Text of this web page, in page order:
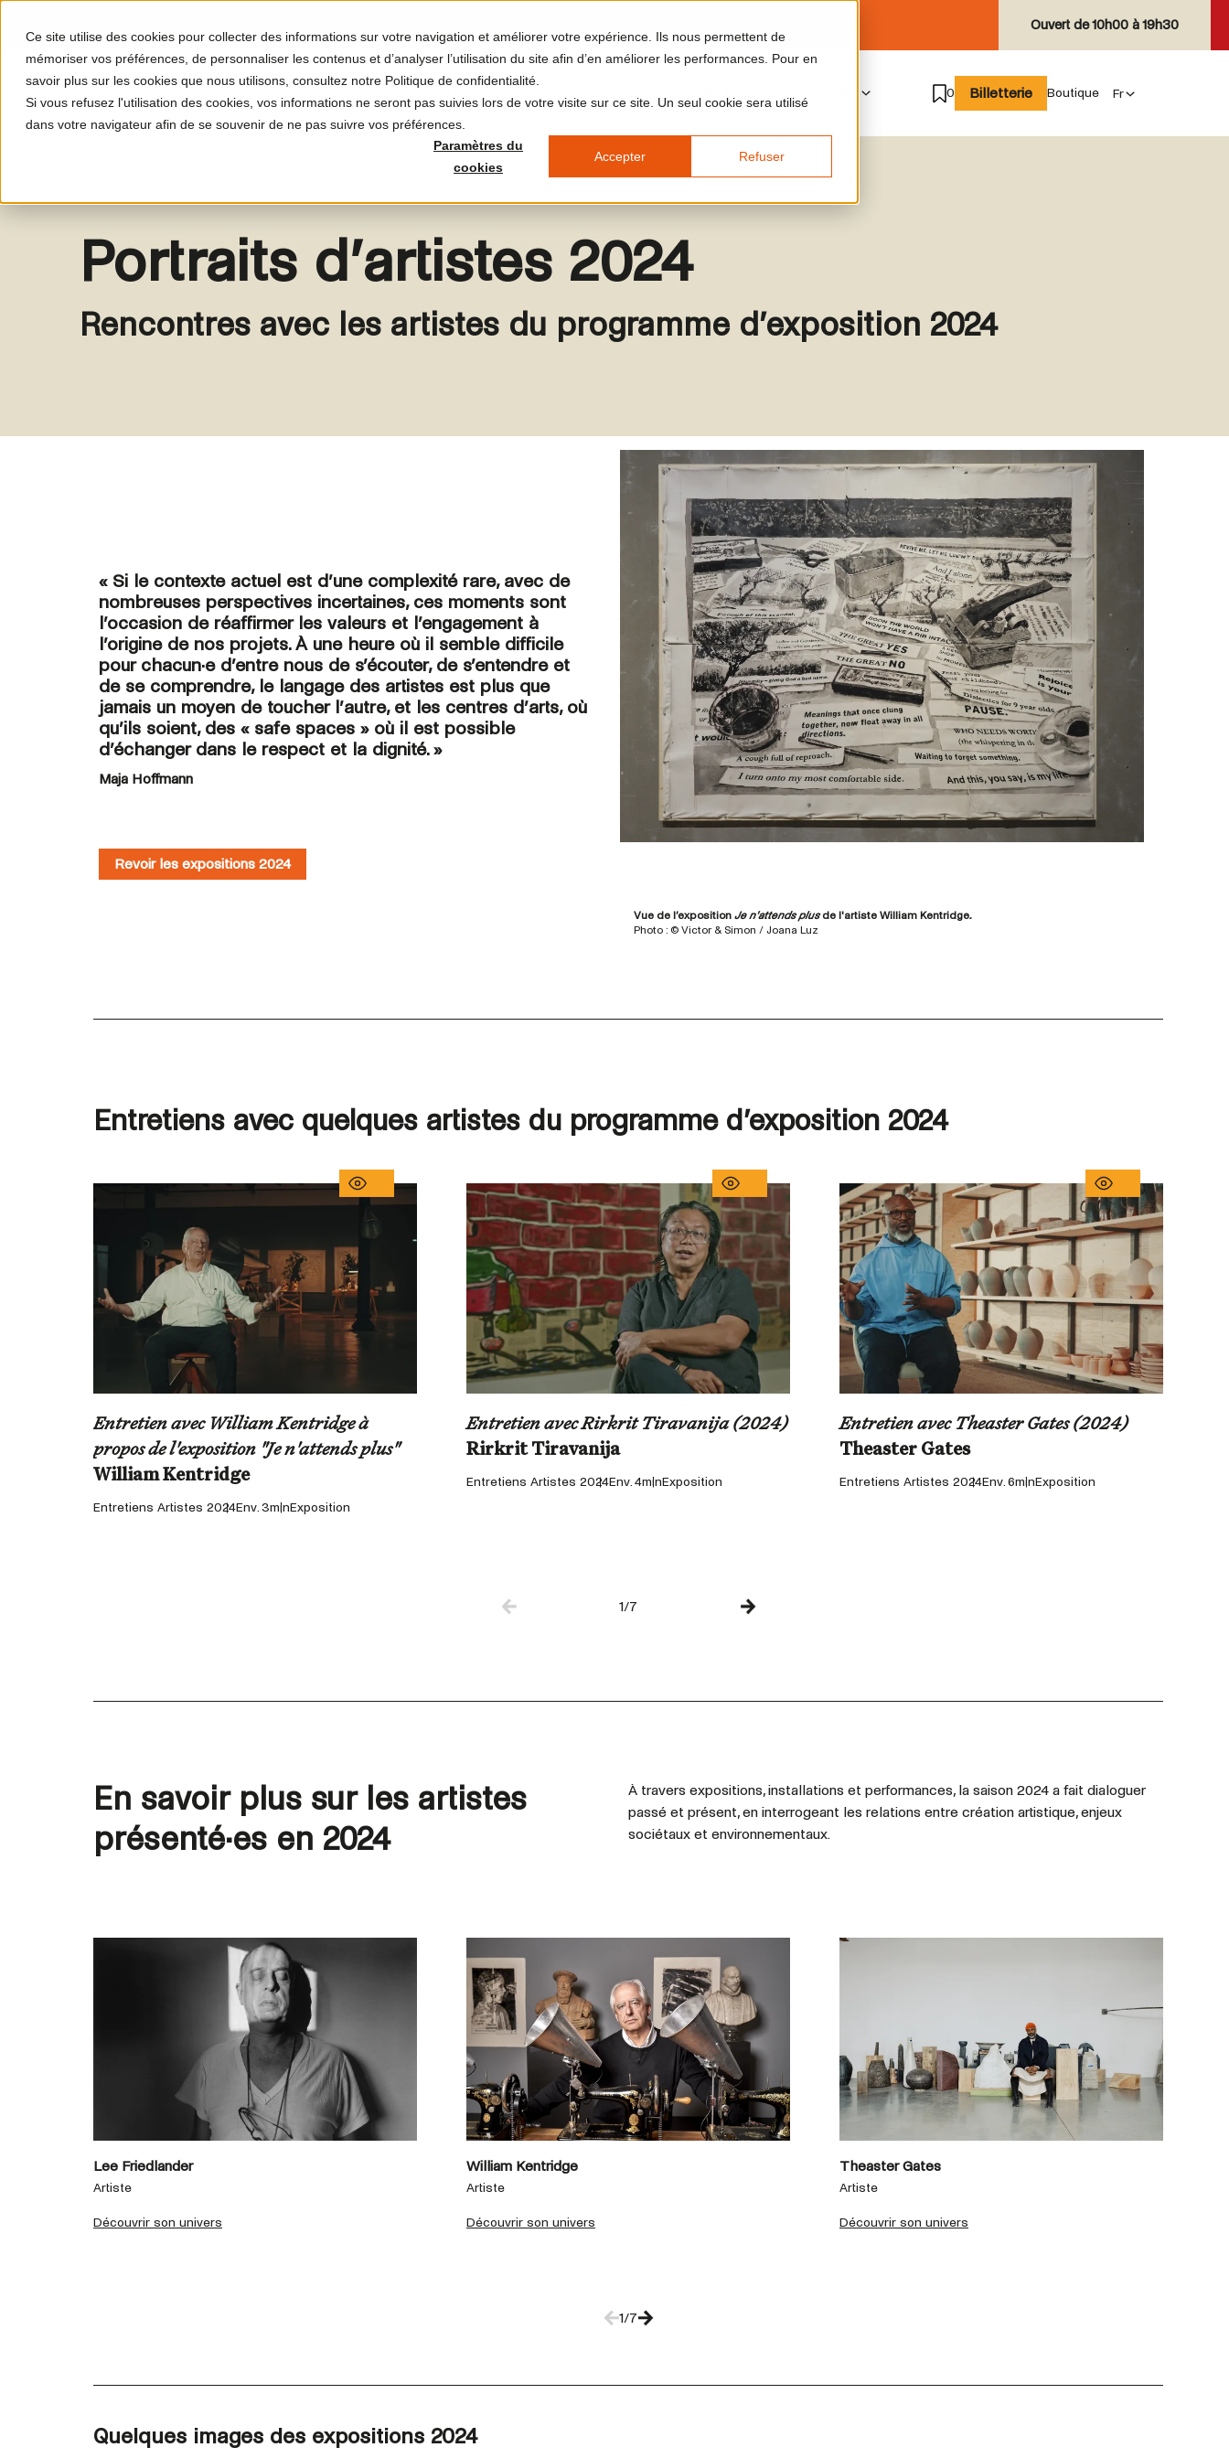
Ce site utilise des cookies pour collecter des informations sur votre navigation et améliorer votre expérience. Ils nous permettent de
mémoriser vos préférences, de personnaliser les contenus et d’analyser l’utilisation du site afin d’en améliorer les performances. Pour en
savoir plus sur les cookies que nous utilisons, consultez notre Politique de confidentialité.
Si vous refusez l'utilisation des cookies, vos informations ne seront pas suivies lors de votre visite sur ce site. Un seul cookie sera utilisé
dans votre navigateur afin de se souvenir de ne pas suivre vos préférences.
Paramètres du
cookies
Accepter Refuser
Ouvert de10h00 à 19h30
0 Billetterie Boutique
Portraits d’artistes 2024
Rencontres avec les artistes du programme d’exposition 2024
« Si le contexte actuel est d’une complexité rare, avec de
nombreuses perspectives incertaines, ces moments sont
l’occasion de réaffirmer les valeurs et l’engagement à
l’origine de nos projets. À une heure où il semble difficile
pour chacun·e d’entre nous de s’écouter, de s’entendre et
de se comprendre, le langage des artistes est plus que
jamais un moyen de toucher l’autre, et les centres d’arts, où
qu’ils soient, des « safe spaces » où il est possible
d’échanger dans le respect et la dignité. »
Maja Hoffmann
Revoir les expositions 2024
Vue de l’expositionJe n'attends plusde l'artiste William Kentridge.
Photo : © Victor & Simon / Joana Luz
Entretiens avec quelques artistes du programme d’exposition 2024
Entretien avec William Kentridge à
propos de l'exposition "Je n'attends plus"
Entretiens Artistes 2024Env. 3minExposition
Entretien avec Rirkrit Tiravanija (2024)
Rirkrit Tiravanija
Entretiens Artistes 2024Env. 4minExposition
Entretien avec Theaster Gates (2024)
Entretiens Artistes 2024Env. 6minExposition
1/7
En savoir plus sur les artistes
présenté·es en 2024
À travers expositions, installations et performances, la saison 2024 a fait dialoguer
passé et présent, en interrogeant les relations entre création artistique, enjeux
sociétaux et environnementaux.
Lee Friedlander
Artiste
Découvrir son univers
William Kentridge
Artiste
Découvrir son univers
Theaster Gates
Artiste
Découvrir son univers
1/7
Quelques images des expositions 2024